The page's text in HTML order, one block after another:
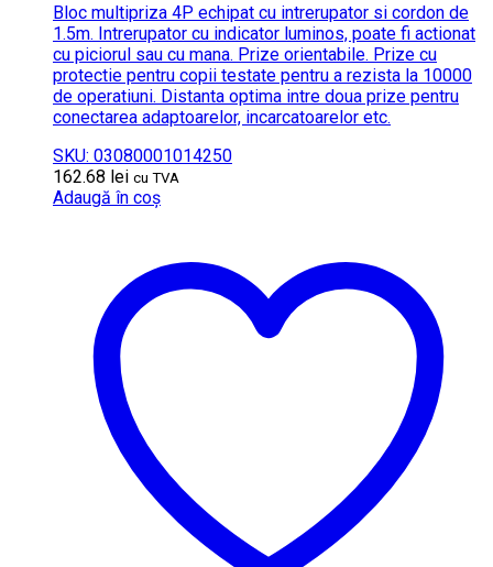
Bloc multipriza 4P echipat cu intrerupator si cordon de
1.5m. Intrerupator cu indicator luminos, poate fi actionat
cu piciorul sau cu mana. Prize orientabile. Prize cu
protectie pentru copii testate pentru a rezista la 10000
de operatiuni. Distanta optima intre doua prize pentru
conectarea adaptoarelor, incarcatoarelor etc.
SKU: 03080001014250
162.68 lei cu TVA
Adaugă în coș